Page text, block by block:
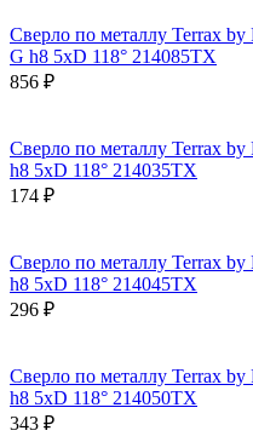
Сверло по металлу Terrax
G h8 5xD 118° 214085TX
856 ₽
Сверло по металлу Terrax
h8 5xD 118° 214035TX
174 ₽
Сверло по металлу Terrax
h8 5xD 118° 214045TX
296 ₽
Сверло по металлу Terrax
h8 5xD 118° 214050TX
343 ₽